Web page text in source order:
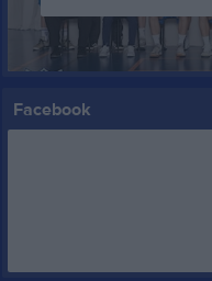
Facebook